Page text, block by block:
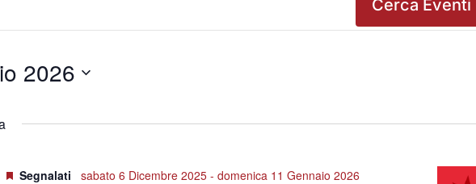
Cerca Eventi
2026
Segnalati sabato 6 Dicembre 2025 -domenica 11 Gennaio 2026